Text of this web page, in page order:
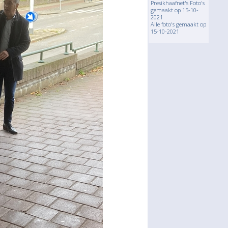
Presikhaafnet's Foto's
gemaakt op 15-10-
2021
Alle foto's gemaakt op
15-10-2021